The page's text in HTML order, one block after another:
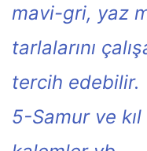
mavi-gri, yaz
tarlalarını
tercih edebilir.
5-Samur ve